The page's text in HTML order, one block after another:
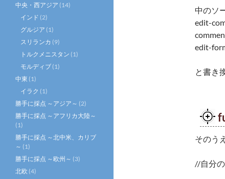
中のソ
edit-
edit-
と書き
そのう
//自分
中央・西アジア (14)
インド (2)
グルジア (1)
スリランカ (9)
トルクメニスタン (1)
モルディブ (1)
中東 (1)
イラク (1)
勝手に採点 ～アジア～ (2)
勝手に採点 ～アフリカ大陸～
(1)
勝手に採点 ～北中米、カリブ
～ (1)
勝手に採点 ～欧州～ (3)
北欧 (4)